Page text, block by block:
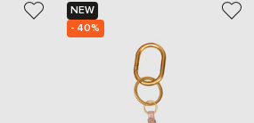
NEW
- 40%